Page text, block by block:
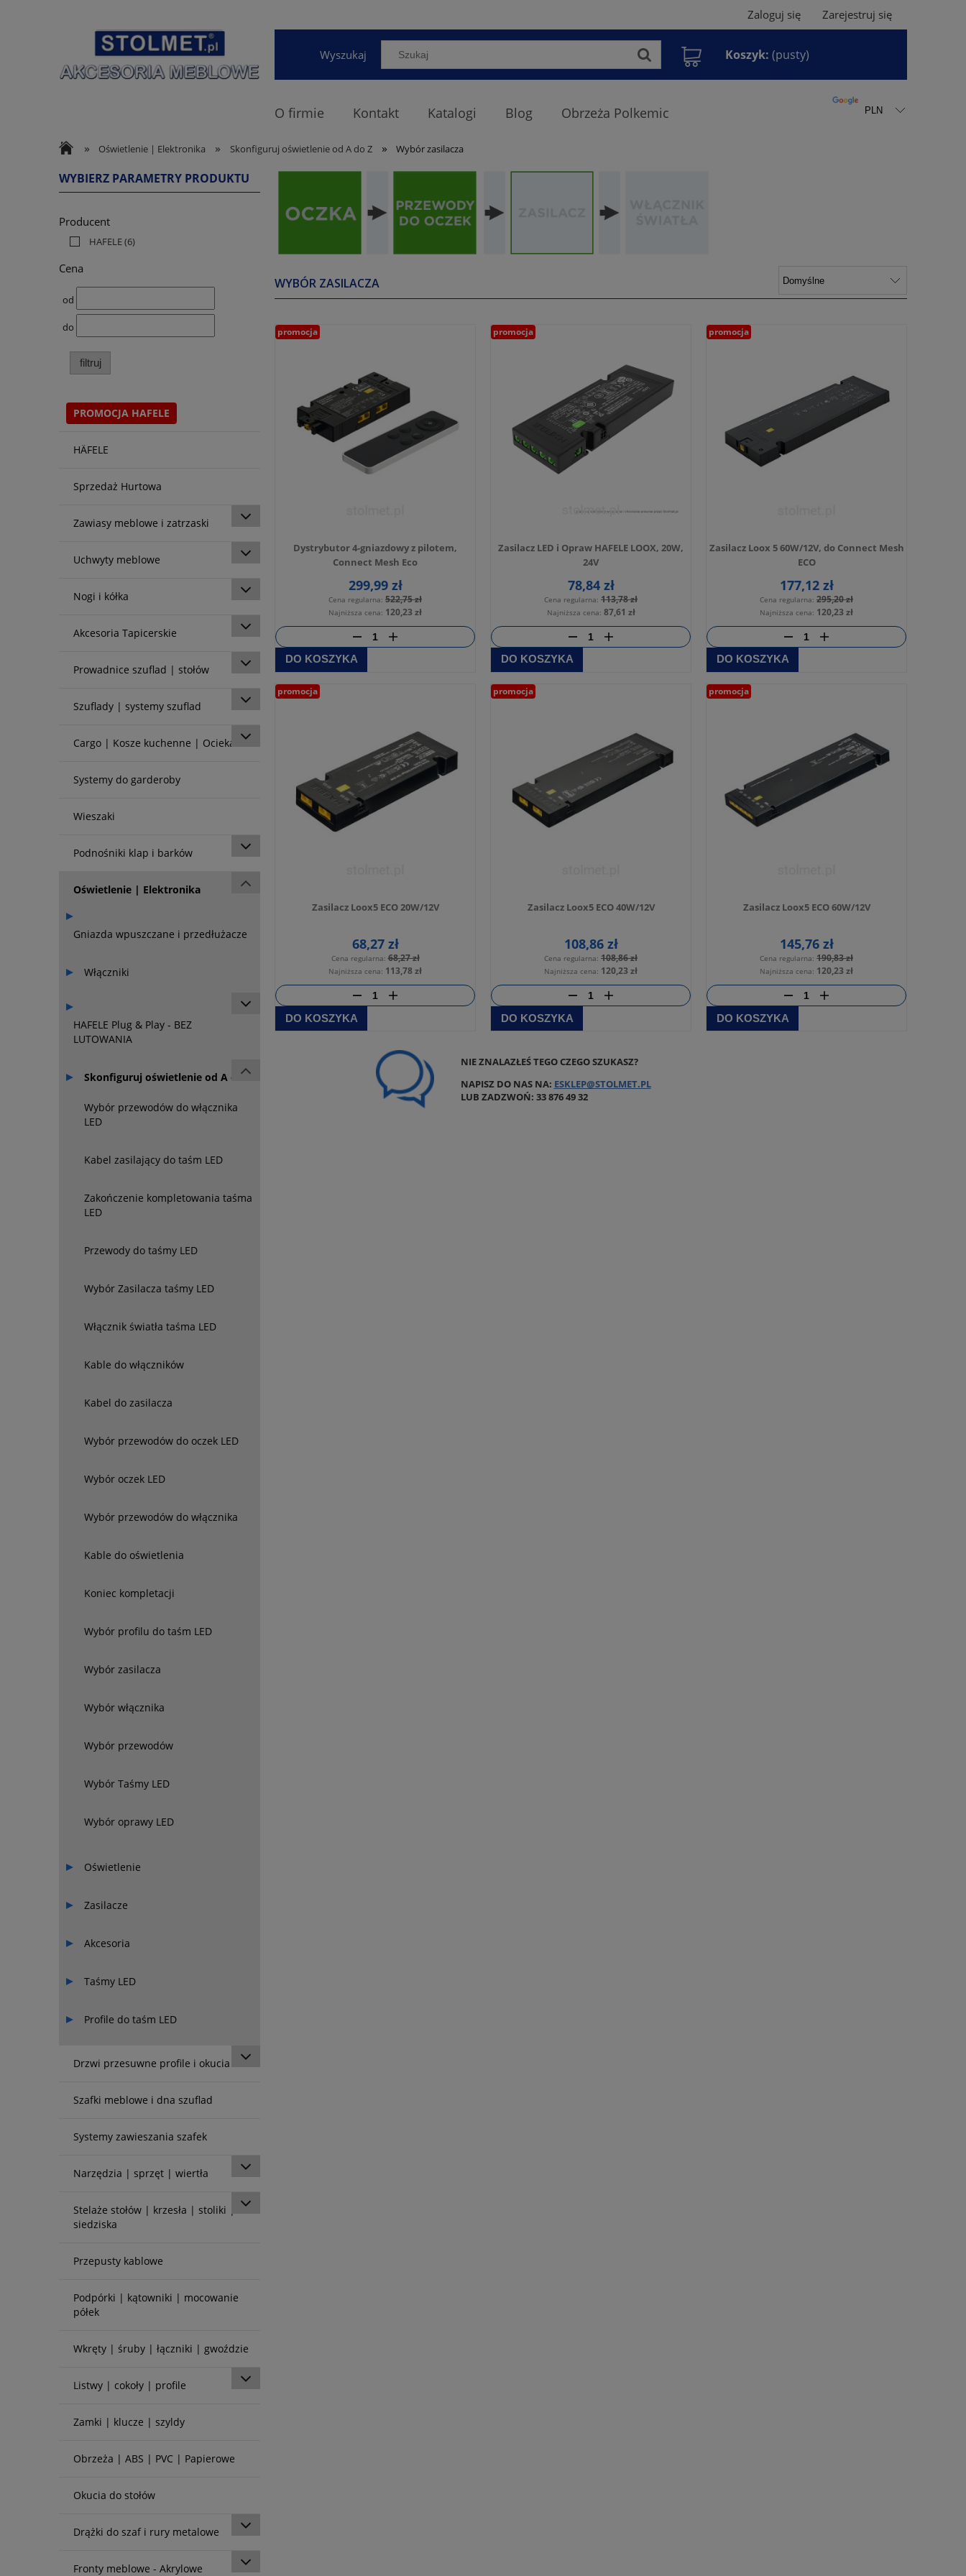
Zarejestruj się
Zaloguj się
Koszyk: (pusty)
Wyszukaj
O firmie Kontakt Katalogi Blog Obrzeża Polkemic
» Oświetlenie | Elektronika » Skonfiguruj oświetlenie od A do Z » Wybór zasilacza
WYBIERZ PARAMETRY PRODUKTU
Producent
HAFELE(6)
Cena
od
do
filtruj
PROMOCJA HAFELE
HÄFELE
Sprzedaż Hurtowa
Zawiasy meblowe i zatrzaski
Uchwyty meblowe
Nogi i kółka
Akcesoria Tapicerskie
Prowadnice szuflad | stołów
Szuflady | systemy szuflad
Cargo | Kosze kuchenne | Ociekarki
Systemy do garderoby
Wieszaki
Podnośniki klap i barków
Oświetlenie | Elektronika
Gniazda wpuszczane i przedłużacze
Włączniki
HAFELE Plug & Play - BEZ
LUTOWANIA
Skonfiguruj oświetlenie od A do Z
Wybór przewodów do włącznika
LED
Kabel zasilający do taśm LED
Zakończenie kompletowania taśma
LED
Przewody do taśmy LED
Wybór Zasilacza taśmy LED
Włącznik światła taśma LED
Kable do włączników
Kabel do zasilacza
Wybór przewodów do oczek LED
Wybór oczek LED
Wybór przewodów do włącznika
Kable do oświetlenia
Koniec kompletacji
Wybór profilu do taśm LED
Wybór zasilacza
Wybór włącznika
Wybór przewodów
Wybór Taśmy LED
Wybór oprawy LED
Oświetlenie
Zasilacze
Akcesoria
Taśmy LED
Profile do taśm LED
Drzwi przesuwne profile i okucia
Szafki meblowe i dna szuflad
Systemy zawieszania szafek
Narzędzia | sprzęt | wiertła
Stelaże stołów | krzesła | stoliki |
siedziska
Przepusty kablowe
Podpórki | kątowniki | mocowanie
półek
Wkręty | śruby | łączniki | gwoździe
Listwy | cokoły | profile
Zamki | klucze | szyldy
Obrzeża | ABS | PVC | Papierowe
Okucia do stołów
Drążki do szaf i rury metalowe
Fronty meblowe - Akrylowe
WYBÓR ZASILACZA
Dystrybutor 4-gniazdowy z pilotem,
Connect Mesh Eco
299,99 zł
Cena regularna: 522,75 zł
Najniższa cena: 120,23 zł
DO KOSZYKA
promocja
Zasilacz LED i Opraw HAFELE LOOX, 20W,
24V
78,84 zł
Cena regularna: 113,78 zł
Najniższa cena: 87,61 zł
DO KOSZYKA
promocja
Zasilacz Loox 5 60W/12V, do Connect Mesh
ECO
177,12 zł
Cena regularna: 295,20 zł
Najniższa cena: 120,23 zł
DO KOSZYKA
promocja
Zasilacz Loox5 ECO 20W/12V
68,27 zł
Cena regularna:68,27 zł
Najniższa cena: 113,78 zł
DO KOSZYKA
promocja
Zasilacz Loox5 ECO 40W/12V
108,86 zł
Cena regularna: 108,86 zł
Najniższa cena: 120,23 zł
DO KOSZYKA
promocja
Zasilacz Loox5 ECO 60W/12V
145,76 zł
Cena regularna: 190,83 zł
Najniższa cena: 120,23 zł
DO KOSZYKA
promocja
NIE ZNALAZŁEŚ TEGO CZEGO SZUKASZ?
NAPISZ DO NAS NA: ESKLEP@STOLMET.PL
LUB ZADZWOŃ: 33 876 49 32